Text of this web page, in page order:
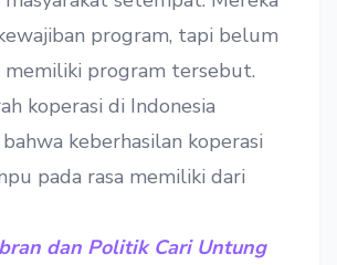
program, tapi belum
program tersebut.
koperasi di Indonesia
keberhasilan koperasi
pada rasa memiliki dari
dan Politik Cari Untung